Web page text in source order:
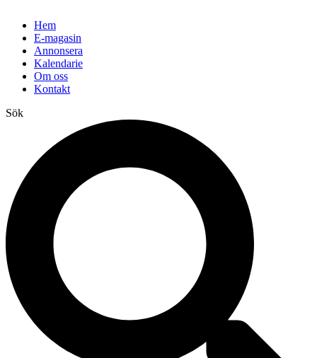
Hem
E-magasin
Annonsera
Kalendarie
Om oss
Kontakt
Sök